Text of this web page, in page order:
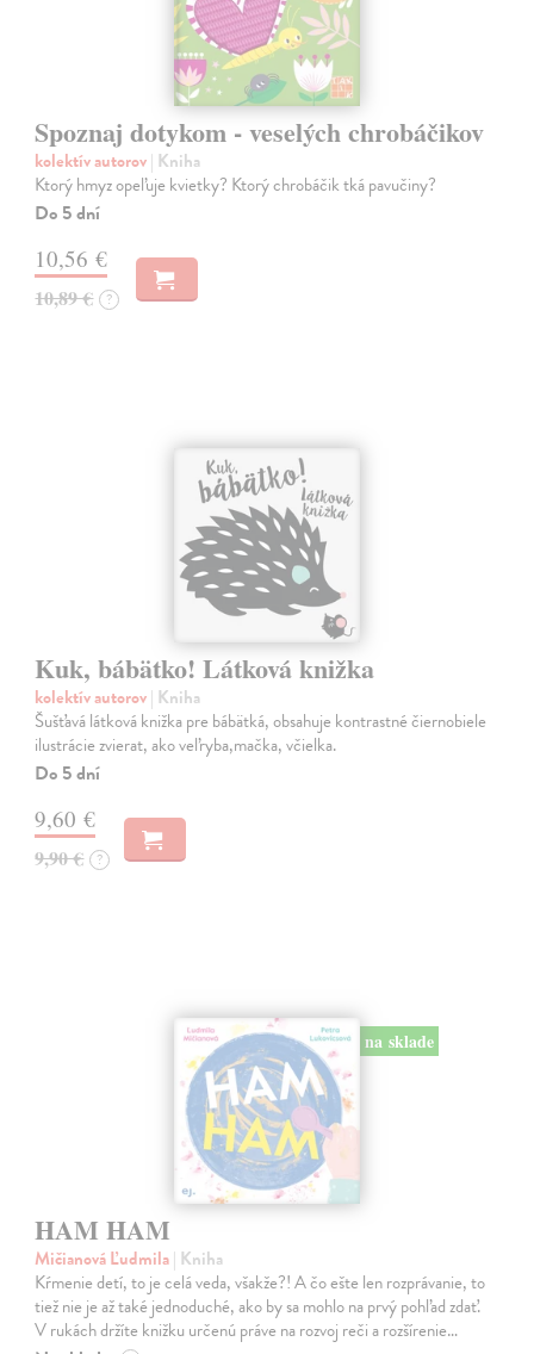
Spoznaj dotykom - veselých chrobáčikov
kolektív autorov| Kniha
Ktorý hmyz opeľuje kvietky? Ktorý chrobáčik tká pavučiny?
Do 5 dní
10,56 €
10,89 € ?
Kuk, bábätko! Látková knižka
kolektív autorov| Kniha
Šušťavá látková knižka pre bábätká, obsahuje kontrastné čiernobiele
ilustrácie zvierat, ako veľryba,mačka, včielka.
Do 5 dní
9,60 €
9,90 € ?
na sklade
HAM HAM
Mičianová Ľudmila| Kniha
Kŕmenie detí, to je celá veda, všakže?! A čo ešte len rozprávanie, to
tiež nie je až také jednoduché, ako by sa mohlo na prvý pohľad zdať.
V rukách držíte knižku určenú práve na rozvoj reči a rozšírenie…